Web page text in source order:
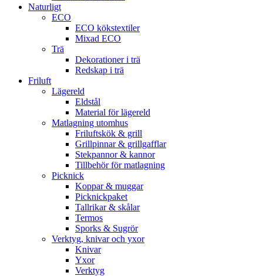
Naturligt
ECO
ECO kökstextiler
Mixad ECO
Trä
Dekorationer i trä
Redskap i trä
Friluft
Lägereld
Eldstål
Material för lägereld
Matlagning utomhus
Friluftskök & grill
Grillpinnar & grillgafflar
Stekpannor & kannor
Tillbehör för matlagning
Picknick
Koppar & muggar
Picknickpaket
Tallrikar & skålar
Termos
Sporks & Sugrör
Verktyg, knivar och yxor
Knivar
Yxor
Verktyg